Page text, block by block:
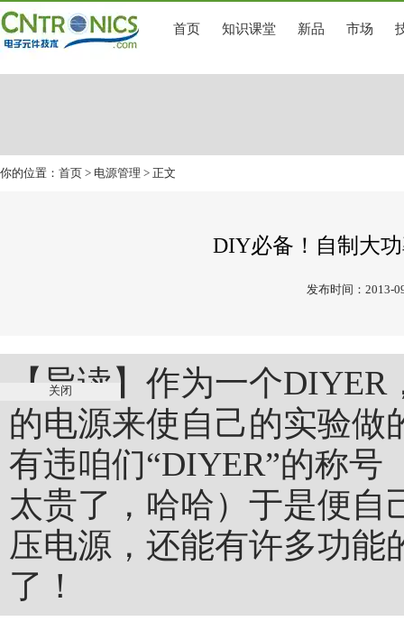
首页 知识课堂 新品 市场
你的位置： 首页 > 电源管理 > 正文
DIY必备！自制大
发布时间：2013-
【导读】作为一个
的电源来使自己的实验做
有违咱们“DIYER”的称号
太贵了，哈哈）于是便
压电源，还能有许多功能
了！
关闭